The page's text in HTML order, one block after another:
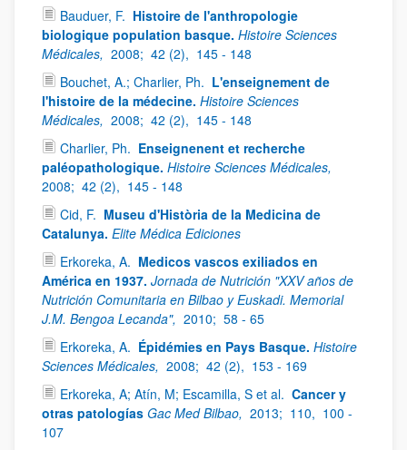
Bauduer, F. Histoire de l'anthropologie
biologique population basque. Histoire Sciences
Médicales, 2008; 42 (2), 145 - 148
Bouchet, A.; Charlier, Ph. L'enseignement de
l'histoire de la médecine. Histoire Sciences
Médicales, 2008; 42 (2), 145 - 148
Charlier, Ph. Enseignenent et recherche
paléopathologique. Histoire Sciences Médicales,
2008; 42 (2), 145 - 148
Cid, F. Museu d'Història de la Medicina de
Catalunya. Elite Médica Ediciones
Erkoreka, A. Medicos vascos exiliados en
América en 1937. Jornada de Nutrición "XXV años de
Nutrición Comunitaria en Bilbao y Euskadi. Memorial
J.M. Bengoa Lecanda", 2010; 58 - 65
Erkoreka, A. Épidémies en Pays Basque. Histoire
Sciences Médicales, 2008; 42 (2), 153 - 169
Erkoreka, A; Atín, M; Escamilla, S et al. Cancer y
otras patologías Gac Med Bilbao, 2013; 110, 100 -
107